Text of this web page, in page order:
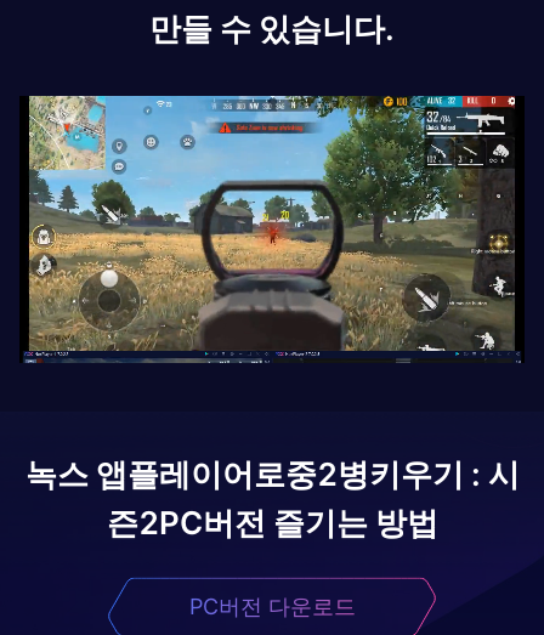
만들 수 있습니다.
녹스 앱플레이어로중2병키우기 : 시
즌2PC버전 즐기는 방법
PC버전 다운로드